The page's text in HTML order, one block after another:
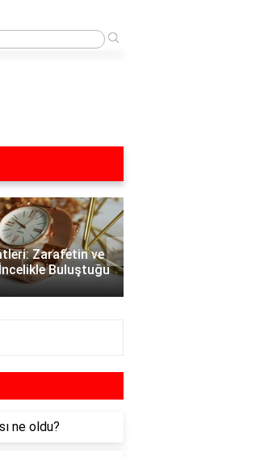
beyaz fotoğrafı renklendirme nasıl yapılır?
Zarafetin ve
Buluştuğu
›
ne oldu?